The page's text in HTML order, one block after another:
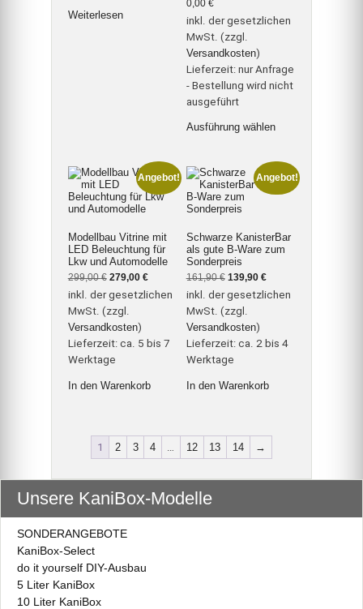
Produktseite
werden
Weiterlesen
0,00 €
inkl. der gesetzlichen
MwSt. (zzgl.
Versandkosten)
Lieferzeit: nur Anfrage
- Bestellung wird nicht
ausgeführt
Ausführung wählenProdukt
Varianten
auf.
der
Produktseite
Angebot!
Modellbau Vitrine mit
LED Beleuchtung für
Lkw und Automodelle
299,00€ Ursprünglicher
war:
299,00 €
279,00 €Aktueller
ist:
279,00 €.
inkl. der gesetzlichen
MwSt. (zzgl.
Versandkosten)
Lieferzeit: ca. 5 bis 7
Werktage
In den Warenkorb
Angebot!
Schwarze KanisterBar
als gute B-Ware zum
Sonderpreis
161,90€ Ursprünglicher
war:
161,90 €
139,90 €Aktueller
ist:
inkl. der gesetzlichen
MwSt. (zzgl.
Versandkosten)
Lieferzeit: ca. 2 bis 4
Werktage
In den Warenkorb
1 2 3 4 12 13 14 →
Unsere KaniBox-Modelle
SONDERANGEBOTE
KaniBox-Select
do it yourself DIY-Ausbau
5 Liter KaniBox
10 Liter KaniBox